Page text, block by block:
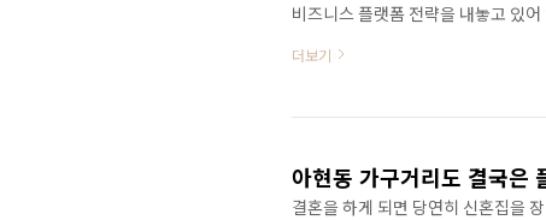
비즈니스 플랫폼 전략을 내놓고 있
카카오페이지도 내놓을 것으로 보여
http://youtu.be/FxkHloyQbkI) 카
더보기
아현동 가구거리도 결국은
결혼을 하게 되면 당연히 신혼집을